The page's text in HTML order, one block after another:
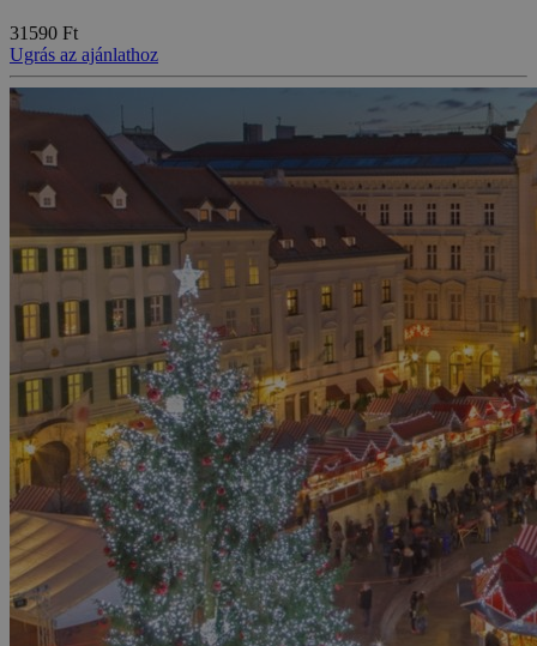
31590 Ft
Ugrás az ajánlathoz